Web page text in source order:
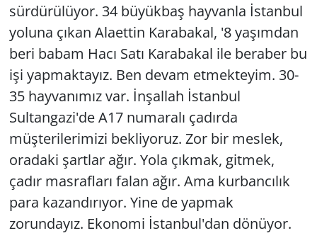
sürdürülüyor. 34 büyükbaş hayvanla İstanbul
yoluna çıkan Alaettin Karabakal, '8 yaşımdan
beri babam Hacı Satı Karabakal ile beraber bu
işi yapmaktayız. Ben devam etmekteyim. 30-
35 hayvanımız var. İnşallah İstanbul
Sultangazi'de A17 numaralı çadırda
müşterilerimizi bekliyoruz. Zor bir meslek,
oradaki şartlar ağır. Yola çıkmak, gitmek,
çadır masrafları falan ağır. Ama kurbancılık
para kazandırıyor. Yine de yapmak
zorundayız. Ekonomi İstanbul'dan dönüyor.